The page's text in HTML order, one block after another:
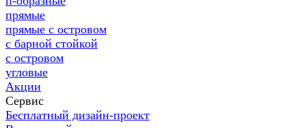
прямые
прямые с островом
с барной стойкой
с островом
угловые
Акции
Сервис
Бесплатный дизайн-проект